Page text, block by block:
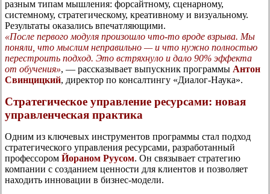
разным типам мышления: форсайтному, сценарному,
системному, стратегическому, креативному и визуальному.
Результаты оказались впечатляющими.
«После первого модуля произошло что-то вроде взрыва. Мы
поняли, что мыслим неправильно — и что нужно полностью
перестроить подход. Это встряхнуло и дало 90% эффекта
от обучения», — рассказывает выпускник программы Антон
Свинцицкий, директор по консалтингу «Диалог-Наука».
Стратегическое управление ресурсами: новая
управленческая практика
Одним из ключевых инструментов программы стал подход
стратегического управления ресурсами, разработанный
профессором Йораном Руусом. Он связывает стратегию
компании с созданием ценности для клиентов и позволяет
находить инновации в бизнес-модели.